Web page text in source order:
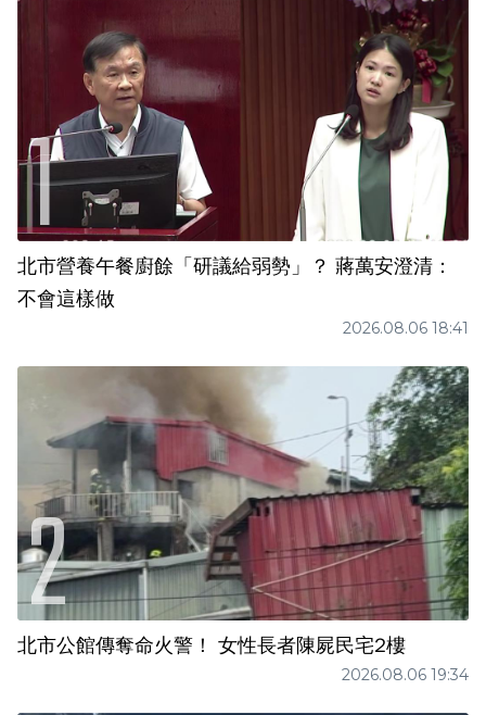
北市營養午餐廚餘「研議給弱勢」？ 蔣萬安澄清：
不會這樣做
2026.08.06 18:41
北市公館傳奪命火警！ 女性長者陳屍民宅2樓
2026.08.06 19:34